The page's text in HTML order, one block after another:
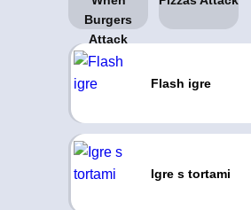
Flash igre
Igre s tortami